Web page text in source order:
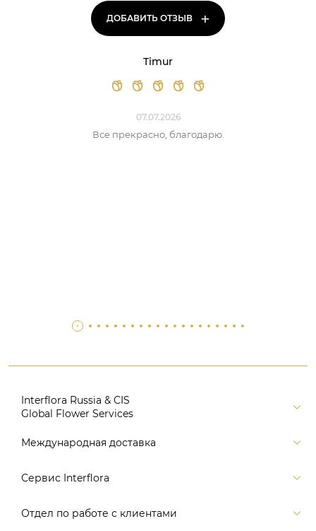
ДОБАВИТЬ ОТЗЫВ +
Timur
07.07.2026
Все прекрасно, благодарю.
Interflora Russia & CIS
Global Flower Services
Версия для печати
Поиск
Международная доставка
Россия
Европа
Сервис Interflora
Заказ и оплата
Отдел по работе с клиентами